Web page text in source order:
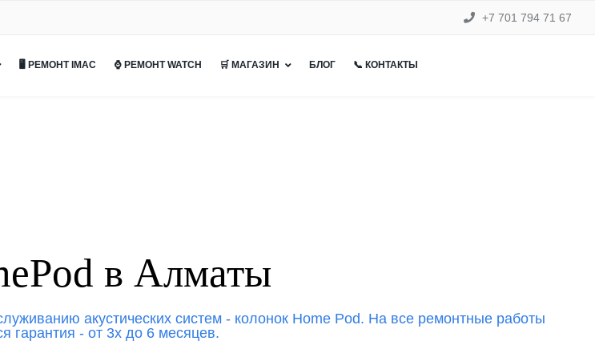
+7 701 794 71 67
🖥 РЕМОНТ IMAC ⌚ РЕМОНТ WATCH 🛒 МАГАЗИН БЛОГ 📞 КОНТАКТЫ
в Алматы
акустических систем - колонок Home Pod. На все ремонтные работы
гарантия - от 3х до 6 месяцев.